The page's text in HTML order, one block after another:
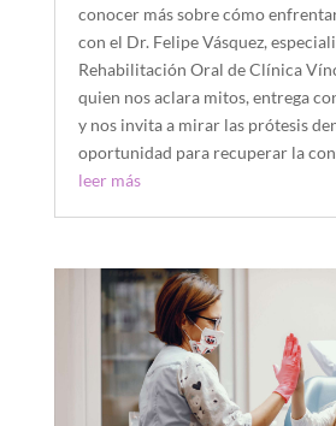
conocer más sobre cómo
con el Dr. Felipe Vásquez,
Rehabilitación Oral de Clínica
quien nos aclara mitos, entrega
y nos invita a mirar las prótesis
oportunidad para recuperar la
leer más